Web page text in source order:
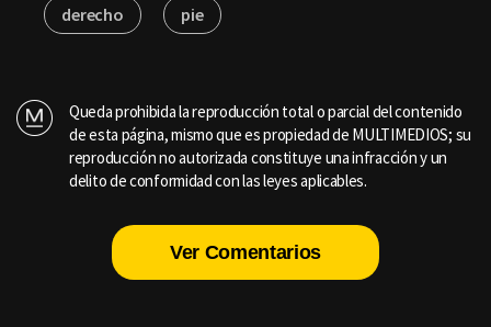
derecho pie
Queda prohibida la reproducción total o parcial del contenido
de esta página, mismo que es propiedad de MULTIMEDIOS; su
reproducción no autorizada constituye una infracción y un
delito de conformidad con las leyes aplicables.
Ver Comentarios